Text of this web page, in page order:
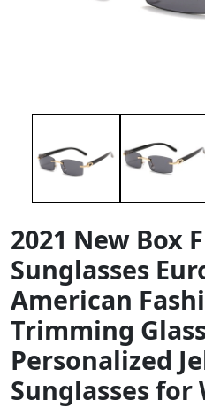
2021 New Box
Sunglasses
American
Trimming
Personalized
Sunglasses for